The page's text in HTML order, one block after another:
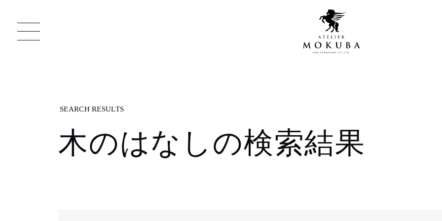
MOKUBA について
青山プレミアムギャラリー
新宿ギャラリー
新入荷情報
木のはなしの検索結果